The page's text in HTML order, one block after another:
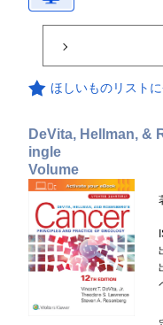
ほしいものリスト
DeVita, Hellman, &
ingle
Volume